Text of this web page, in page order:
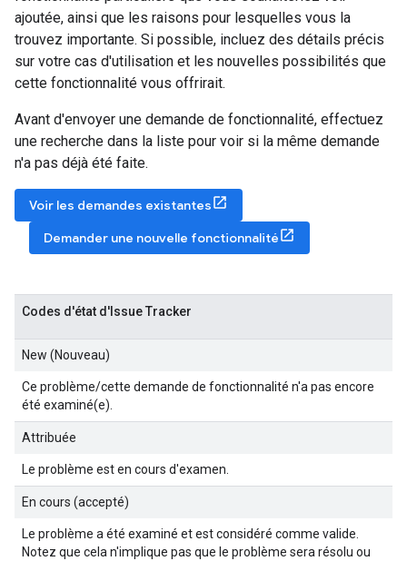
ajoutée, ainsi que les raisons pour lesquelles vous la
trouvez importante. Si possible, incluez des détails précis
sur votre cas d'utilisation et les nouvelles possibilités que
cette fonctionnalité vous offrirait.
Avant d'envoyer une demande de fonctionnalité, effectuez
une recherche dans la liste pour voir si la même demande
n'a pas déjà été faite.
Voir les demandes existantes
Demander une nouvelle fonctionnalité
Codes d'état d'Issue Tracker
New (Nouveau)
Ce problème/cette demande de fonctionnalité n'a pas encore
été examiné(e).
Attribuée
Le problème est en cours d'examen.
En cours (accepté)
Le problème a été examiné et est considéré comme valide.
Notez que cela n'implique pas que le problème sera résolu ou